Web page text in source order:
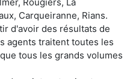
Carqueiranne, Rians.
d'avoir des résultats de
agents traitent toutes les
tous les grands volumes